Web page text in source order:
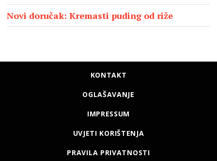
Novi doručak: Kremasti puding od riže
KONTAKT
OGLAŠAVANJE
IMPRESSUM
UVJETI KORIŠTENJA
PRAVILA PRIVATNOSTI